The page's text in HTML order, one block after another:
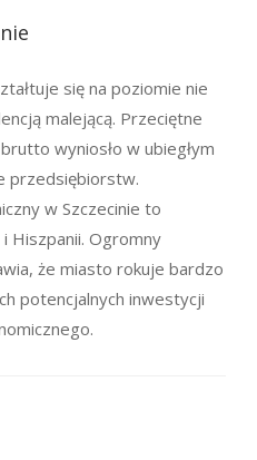
się na poziomie nie
malejącą. Przeciętne
wyniosło w ubiegłym
przedsiębiorstw.
w Szczecinie to
Hiszpanii. Ogromny
że miasto rokuje bardzo
potencjalnych inwestycji